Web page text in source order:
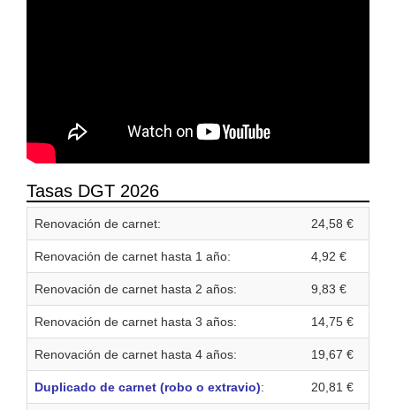
Tasas DGT 2026
Renovación de carnet: 24,58 €
Renovación de carnet hasta 1 año: 4,92 €
Renovación de carnet hasta 2 años: 9,83 €
Renovación de carnet hasta 3 años: 14,75 €
Renovación de carnet hasta 4 años: 19,67 €
Duplicado de carnet (robo o extravio): 20,81 €